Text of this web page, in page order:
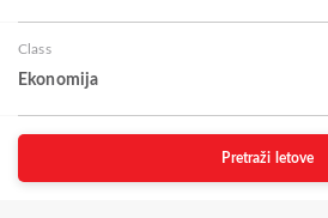
Class
Ekonomija
Pretraži letove